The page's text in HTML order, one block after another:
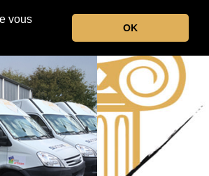
vous
OK
Franche-Comté